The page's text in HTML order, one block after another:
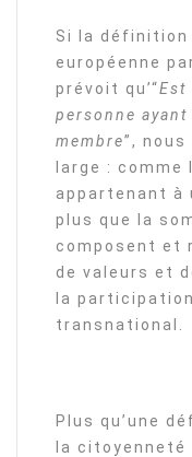
Si la définition
européenne
prévoit qu’“Est
personne
membre”,
large :
appartenant à
plus que la
composent et
de valeurs et
la
transnational.
Plus qu’une
la citoyenneté